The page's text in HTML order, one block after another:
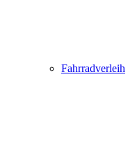
Fahrradverleih